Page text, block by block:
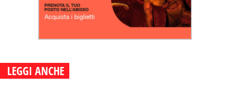
LEGGI ANCHE